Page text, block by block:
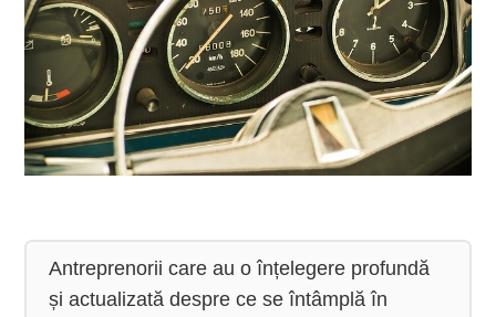
Antreprenorii care au o înțelegere profundă
și actualizată despre ce se întâmplă în